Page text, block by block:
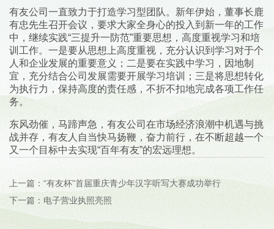
有友公司一直致力于打造学习型团队。新年伊始，董事长鹿
有忠先生召开会议，要求大家全身心的投入到新一年的工作
中，继续实践“三提升一防范”重要思想，高度重视学习和培
训工作。一是要从思想上高度重视，充分认识到学习对于个
人和企业发展的重要意义；二是要在实践中学习，因地制
宜，充分结合公司发展需要开展学习培训；三是将思想转化
为执行力，保持高度的责任感，不折不扣地完成各项工作任
务。
东风劲催，马蹄声急，有友公司在市场经济浪潮中机遇与挑
战并存，有友人自当快马扬鞭，奋力前行，在不断超越一个
又一个目标中去实现“百年有友”的宏远理想。
上一篇：“有友杯”首届重庆青少年汉字听写大赛成功举行
下一篇：电子营业执照亮照